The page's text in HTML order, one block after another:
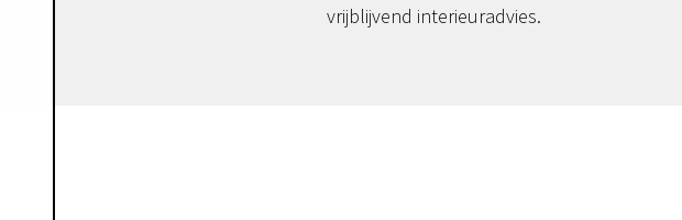
vrijblijvend interieuradvies.